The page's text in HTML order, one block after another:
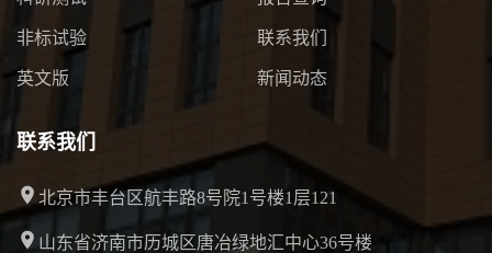
非标试验
英文版
联系我们
新闻动态
联系我们
北京市丰台区航丰路8号院1号楼1层121
山东省济南市历城区唐冶绿地汇中心36号楼